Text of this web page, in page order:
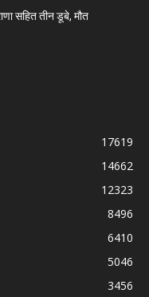
सहित तीन डूबे, मौत
17619
14662
12323
8496
6410
5046
3456